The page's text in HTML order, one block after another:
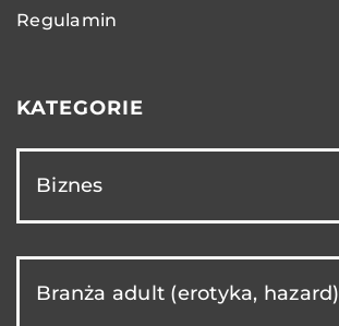
Regulamin
KATEGORIE
Biznes
Branża adult (erotyka, hazard)